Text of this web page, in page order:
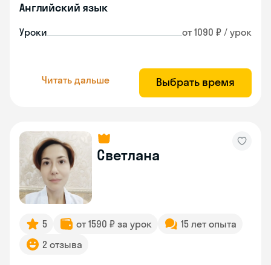
Английский язык
Уроки от 1090 ₽ / урок
Читать дальше Выбрать время
Светлана
5 от 1590 ₽ за урок
15 лет опыта
2 отзыва